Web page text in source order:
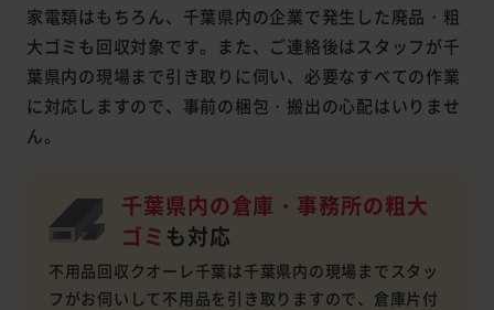
家電類はもちろん、千葉県内の企業で発生した廃品・粗
大ゴミも回収対象です。また、ご連絡後はスタッフが千
葉県内の現場まで引き取りに伺い、必要なすべての作業
に対応しますので、事前の梱包・搬出の心配はいりませ
ん。
千葉県内の倉庫・事務所の粗大
ゴミ も対応
不用品回収クオーレ千葉は千葉県内の現場までスタッ
フがお伺いして不用品を引き取りますので、倉庫片付